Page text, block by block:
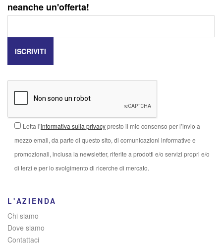
neanche un'offerta!
Letta l’informativa sulla privacypresto il mio consenso per l’invio a
mezzo email, da parte di questo sito, di comunicazioni informative e
promozionali, inclusa la newsletter, riferite a prodotti e/o servizi propri e/o
di terzi e per lo svolgimento di ricerche di mercato.
L'AZIENDA
Chi siamo
Dove siamo
Contattaci